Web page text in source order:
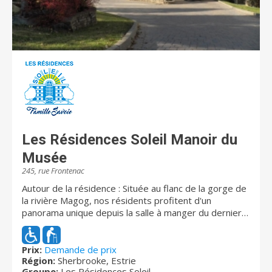
Les Résidences Soleil Manoir du
Musée
245, rue Frontenac
Autour de la résidence : Située au flanc de la gorge de
la rivière Magog, nos résidents profitent d'un
panorama unique depuis la salle à manger du dernier
étage, depuis la terrasse sur le toit, ainsi que de leurs
appartements. Les passerelles traversent la rivière et
les points d'observation du barrage situés à deux pas
de marche permettent d'admirer un paysage
Prix: Demande de prix
Région: Sherbrooke, Estrie